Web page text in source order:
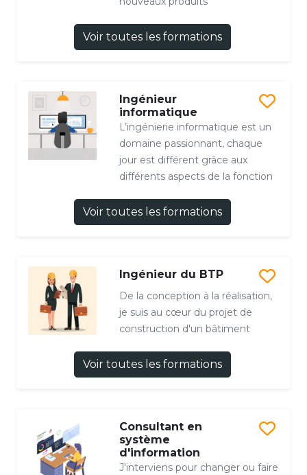
Voir toutes les formations
Ingénieur
informatique
L’ingénierie informatique est un
domaine passionnant, chaque
jour est différent grâce aux
différents aspects de la fonction
Voir toutes les formations
Ingénieur du BTP
De la conception à la réalisation,
je suis au cœur du projet de
construction d'un bâtiment
Voir toutes les formations
Consultant en
système
d'information
J'interviens pour changer ou faire